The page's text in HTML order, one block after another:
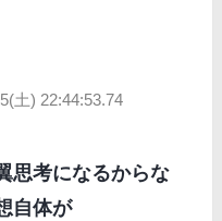
土) 22:44:53.74
思考になるからな
自体が